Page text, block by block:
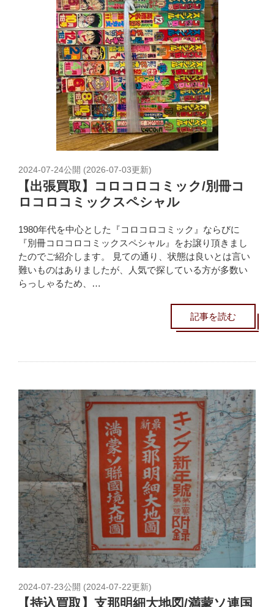
2024-07-24公開 (2026-07-03更新)
【出張買取】コロコロコミック/別冊コ
ロコロコミックスペシャル
1980年代を中心とした『コロコロコミック』ならびに
『別冊コロコロコミックスペシャル』をお譲り頂きまし
たのでご紹介します。 見ての通り、状態は良いとは言い
難いものはありましたが、人気で探している方が多数い
らっしゃるため、…
記事を読む
2024-07-23公開 (2024-07-22更新)
【持込買取】支那明細大地図/満蒙ソ連国